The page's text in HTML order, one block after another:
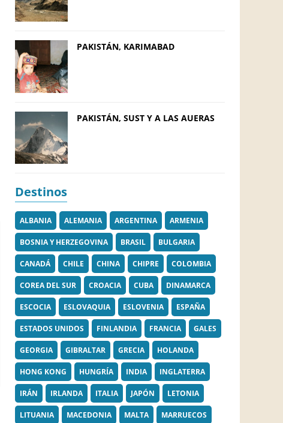
PAKISTÁN, KARIMABAD
PAKISTÁN, SUST Y A LAS AUERAS
Destinos
ALBANIA ALEMANIA ARGENTINA ARMENIA
BOSNIA Y HERZEGOVINA BRASIL BULGARIA
CANADÁ CHILE CHINA CHIPRE COLOMBIA
COREA DEL SUR CROACIA CUBA DINAMARCA
ESCOCIA ESLOVAQUIA ESLOVENIA ESPAÑA
ESTADOS UNIDOS FINLANDIA FRANCIA GALES
GEORGIA GIBRALTAR GRECIA HOLANDA
HONG KONG HUNGRÍA INDIA INGLATERRA
IRÁN IRLANDA ITALIA JAPÓN LETONIA
LITUANIA MACEDONIA MALTA MARRUECOS